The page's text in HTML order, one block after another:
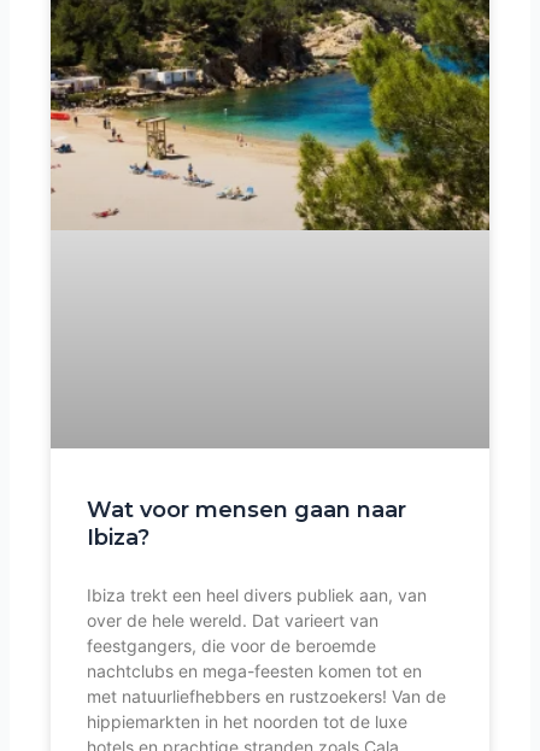
Wat voor mensen gaan naar
Ibiza?
Ibiza trekt een heel divers publiek aan, van
over de hele wereld. Dat varieert van
feestgangers, die voor de beroemde
nachtclubs en mega-feesten komen tot en
met natuurliefhebbers en rustzoekers! Van de
hippiemarkten in het noorden tot de luxe
hotels en prachtige stranden zoals Cala